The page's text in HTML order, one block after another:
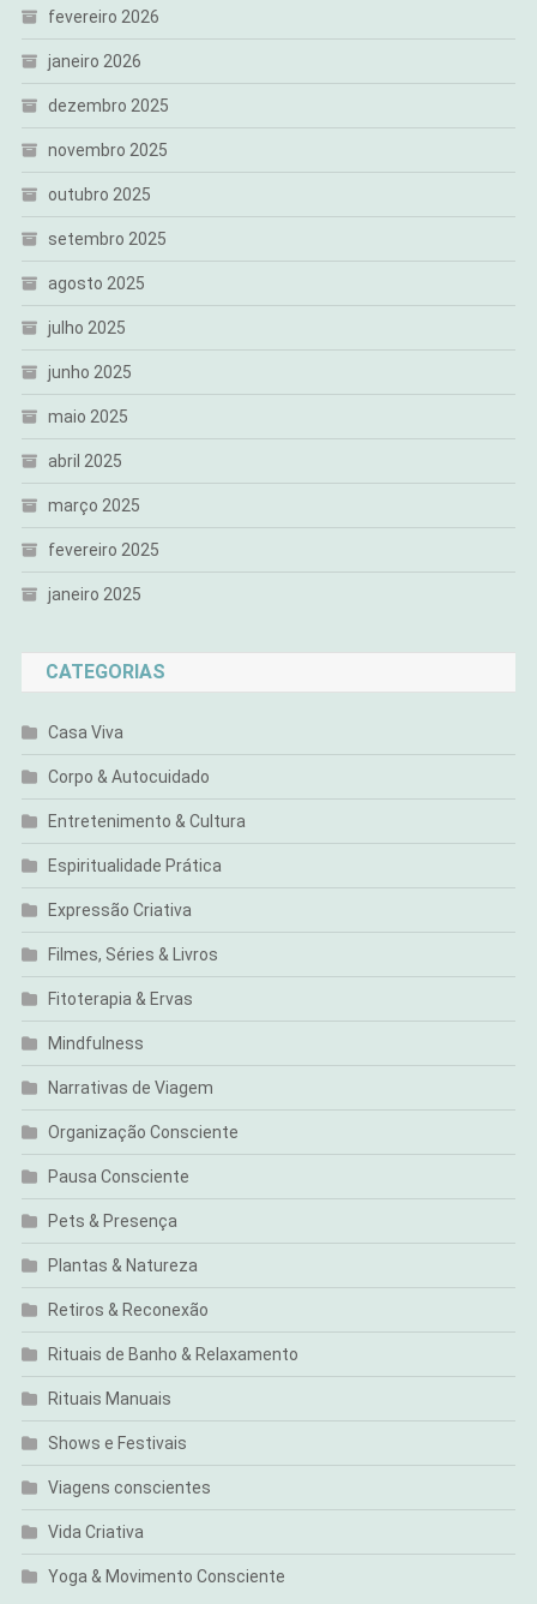
fevereiro 2026
janeiro 2026
dezembro 2025
novembro 2025
outubro 2025
setembro 2025
agosto 2025
julho 2025
junho 2025
maio 2025
abril 2025
março 2025
fevereiro 2025
janeiro 2025
CATEGORIAS
Casa Viva
Corpo & Autocuidado
Entretenimento & Cultura
Espiritualidade Prática
Expressão Criativa
Filmes, Séries & Livros
Fitoterapia & Ervas
Mindfulness
Narrativas de Viagem
Organização Consciente
Pausa Consciente
Pets & Presença
Plantas & Natureza
Retiros & Reconexão
Rituais de Banho & Relaxamento
Rituais Manuais
Shows e Festivais
Viagens conscientes
Vida Criativa
Yoga & Movimento Consciente